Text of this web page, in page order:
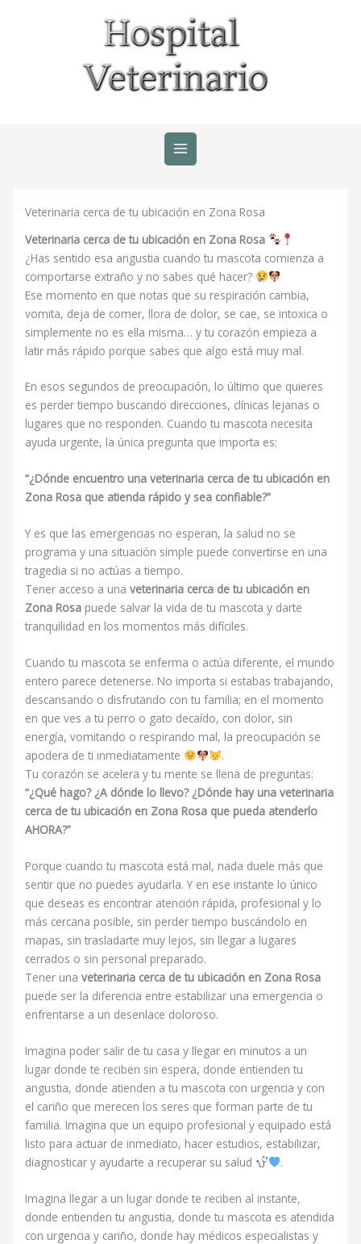
Veterinaria cerca de tu ubicación en Zona Rosa
Veterinaria cerca de tu ubicación en Zona Rosa
¿Has sentido esa angustia cuando tu mascota comienza a
comportarse extraño y no sabes qué hacer?
Ese momento en que notas que su respiración cambia,
vomita, deja de comer, llora de dolor, se cae, se intoxica o
simplemente no es ella misma… y tu corazón empieza a
latir más rápido porque sabes que algo está muy mal.
En esos segundos de preocupación, lo último que quieres
es perder tiempo buscando direcciones, clínicas lejanas o
lugares que no responden. Cuando tu mascota necesita
ayuda urgente, la única pregunta que importa es:
“¿Dónde encuentro una veterinaria cerca de tu ubicación en
Zona Rosa que atienda rápido y sea confiable?”
Y es que las emergencias no esperan, la salud no se
programa y una situación simple puede convertirse en una
tragedia si no actúas a tiempo.
Tener acceso a unaveterinaria cerca de tu ubicación en
Zona Rosa puede salvar la vida de tu mascota y darte
tranquilidad en los momentos más difíciles.
Cuando tu mascota se enferma o actúa diferente, el mundo
entero parece detenerse. No importa si estabas trabajando,
descansando o disfrutando con tu familia; en el momento
en que ves a tu perro o gato decaído, con dolor, sin
energía, vomitando o respirando mal, la preocupación se
apodera de ti inmediatamente
.
Tu corazón se acelera y tu mente se llena de preguntas:
“¿Qué hago? ¿A dónde lo llevo? ¿Dónde hay una veterinaria
cerca de tu ubicación en Zona Rosa que pueda atenderlo
AHORA?”
Porque cuando tu mascota está mal, nada duele más que
sentir que no puedes ayudarla. Y en ese instante lo único
que deseas es encontrar atención rápida, profesional y lo
más cercana posible, sin perder tiempo buscándolo en
mapas, sin trasladarte muy lejos, sin llegar a lugares
cerrados o sin personal preparado.
Tener unaveterinaria cerca de tu ubicación en Zona Rosa
puede ser la diferencia entre estabilizar una emergencia o
enfrentarse a un desenlace doloroso.
Imagina poder salir de tu casa y llegar en minutos a un
lugar donde te reciben sin espera, donde entienden tu
angustia, donde atienden a tu mascota con urgencia y con
el cariño que merecen los seres que forman parte de tu
familia. Imagina que un equipo profesional y equipado está
listo para actuar de inmediato, hacer estudios, estabilizar,
diagnosticar y ayudarte a recuperar su salud
.
Imagina llegar a un lugar donde te reciben al instante,
donde entienden tu angustia, donde tu mascota es atendida
con urgencia y cariño, donde hay médicos especialistas y